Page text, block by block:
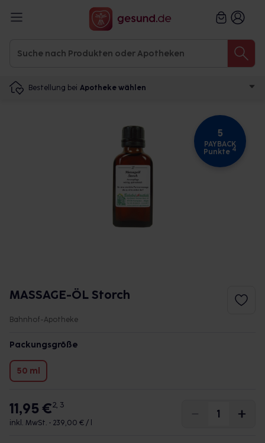
Bestellung bei Apotheke wählen
5
PAYBACK
Punkte 4
MASSAGE-ÖL Storch
Bahnhof-Apotheke
Packungsgröße
50 ml
11,95 €2, 3
inkl. MwSt. • 239,00 € / l